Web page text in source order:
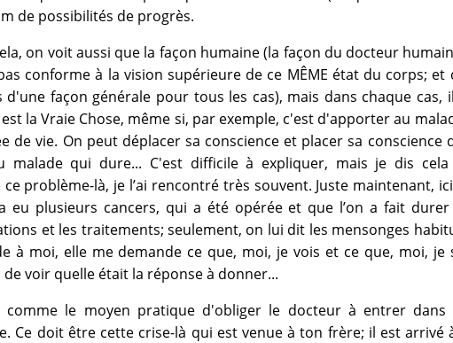
de possibilités de progrès.
on voit aussi que la façon humaine (la façon du docteur
conforme à la vision supérieure de ce MÊME état du corps; et
d'une façon générale pour tous les cas), mais dans chaque cas,
la Vraie Chose, même si, par exemple, c'est d'apporter au
de vie. On peut déplacer sa conscience et placer sa conscience
malade qui dure... C'est difficile à expliquer, mais je dis
problème-là, je l’ai rencontré très souvent. Juste maintenant,
eu plusieurs cancers, qui a été opérée et que l’on a fait durer
et les traitements; seulement, on lui dit les mensonges
à moi, elle me demande ce que, moi, je vois et ce que, moi, je
de voir quelle était la réponse à donner...
comme le moyen pratique d'obliger le docteur à entrer dans
Ce doit être cette crise-là qui est venue à ton frère; il est arrivé